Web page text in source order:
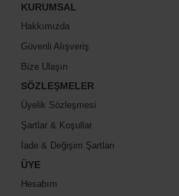
KURUMSAL
Hakkımızda
Güvenli Alışveriş
Bize Ulaşın
SÖZLEŞMELER
Üyelik Sözleşmesi
Şartlar & Koşullar
İade & Değişim Şartları
ÜYE
Hesabım